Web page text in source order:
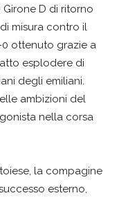
D di ritorno
misura contro il
0 ottenuto grazie a
esplodere di
degli emiliani.
ambizioni del
nella corsa
la compagine
esterno,